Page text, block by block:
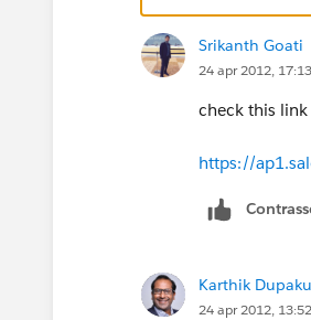
Srikanth Goati
24 apr 2012, 17:13
check this
https://
Karthik
24 apr 2012, 13:52